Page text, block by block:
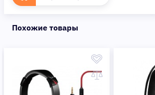
Похожие товары